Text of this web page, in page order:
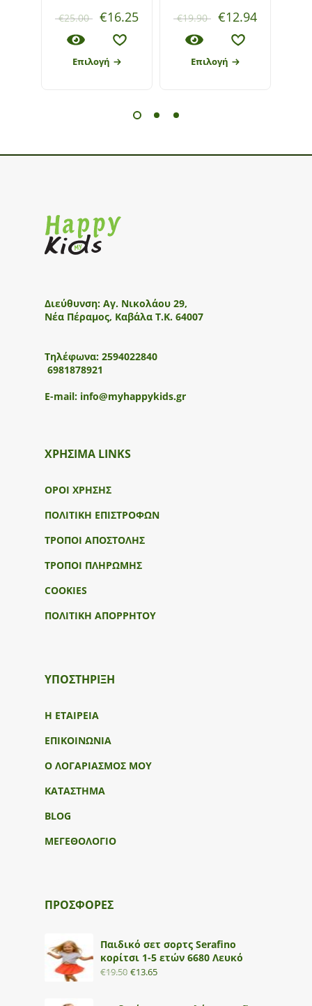
€25.00 €16.25
Επιλογή
€19.90 €12.94
Επιλογή
Διεύθυνση: Αγ. Νικολάου 29,
Νέα Πέραμος, Καβάλα Τ.Κ. 64007
Τηλέφωνα: 2594022840
6981878921
E-mail: info@myhappykids.gr
ΧΡΗΣΙΜΑ LINKS
ΟΡΟΙ ΧΡΗΣΗΣ
ΠΟΛΙΤΙΚΗ ΕΠΙΣΤΡΟΦΩΝ
ΤΡΟΠΟΙ ΑΠΟΣΤΟΛΗΣ
ΤΡΟΠΟΙ ΠΛΗΡΩΜΗΣ
COOKIES
ΠΟΛΙΤΙΚΗ ΑΠΟΡΡΗΤΟΥ
ΥΠΟΣΤΉΡΙΞΗ
Η ΕΤΑΙΡΕΙΑ
ΕΠΙΚΟΙΝΩΝΙΑ
Ο ΛΟΓΑΡΙΑΣΜΟΣ ΜΟΥ
ΚΑΤΑΣΤΗΜΑ
BLOG
ΜΕΓΕΘΟΛΟΓΙΟ
ΠΡΟΣΦΟΡΕΣ
Παιδικό σετ σορτς Serafino
κορίτσι 1-5 ετών 6680 Λευκό
€19.50 €13.65